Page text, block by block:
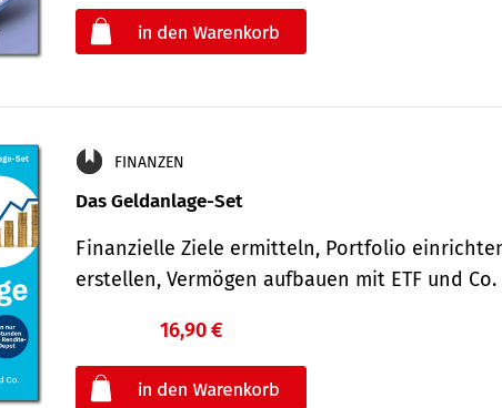
FINANZEN
Das Geldanlage-Set
Finanzielle Ziele ermitteln, Portfolio
erstellen, Vermögen aufbauen mit ETF und
16,90 €